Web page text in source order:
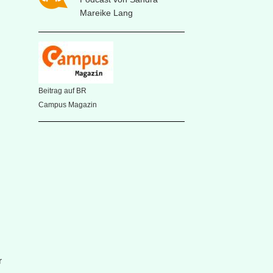
Mareike Lang
Beitrag auf BR
Campus Magazin